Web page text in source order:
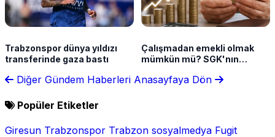
Trabzonspor dünya yıldızı
transferinde gaza bastı
Çalışmadan emekli olmak
mümkün mü? SGK'nın
Diğer Gündem Haberleri Anasayfaya Dön
Popüler Etiketler
Giresun Trabzonspor Trabzon sosyalmedya Fugit